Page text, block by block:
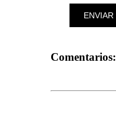
ENVIAR
Comentarios: